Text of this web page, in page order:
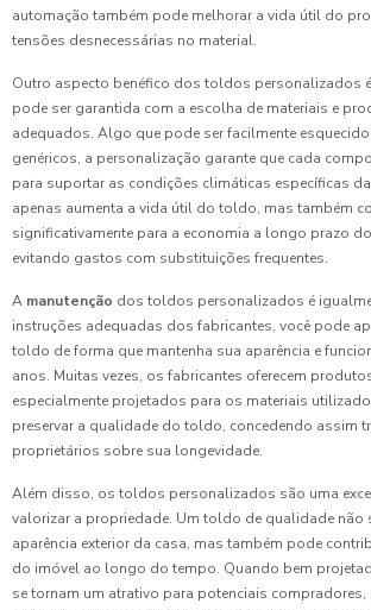
automação também pode melhorar a vida útil do
tensões desnecessárias no material.
Outro aspecto benéfico dos toldos personalizados
pode ser garantida com a escolha de materiais e
adequados. Algo que pode ser facilmente
genéricos, a personalização garante que cada
para suportar as condições climáticas específicas
apenas aumenta a vida útil do toldo, mas também
significativamente para a economia a longo prazo
evitando gastos com substituições frequentes.
A manutenção dos toldos personalizados é
instruções adequadas dos fabricantes, você pode
toldo de forma que mantenha sua aparência e
anos. Muitas vezes, os fabricantes oferecem
especialmente projetados para os materiais
preservar a qualidade do toldo, concedendo assim
proprietários sobre sua longevidade.
Além disso, os toldos personalizados são uma
valorizar a propriedade. Um toldo de qualidade não
aparência exterior da casa, mas também pode
do imóvel ao longo do tempo. Quando bem
se tornam um atrativo para potenciais